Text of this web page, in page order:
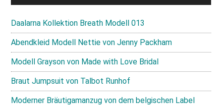
Daalarna Kollektion Breath Modell 013
Abendkleid Modell Nettie von Jenny Packham
Modell Grayson von Made with Love Bridal
Braut Jumpsuit von Talbot Runhof
Moderner Bräutigamanzug von dem belgischen Label